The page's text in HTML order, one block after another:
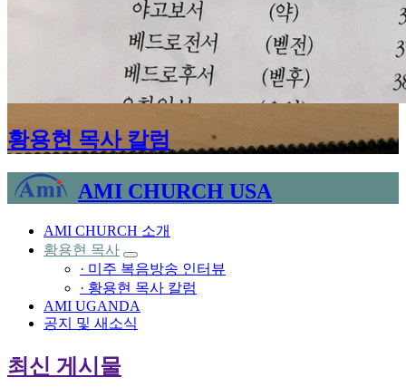
황용현 목사 칼럼
AMI CHURCH USA
AMI CHURCH 소개
황용현 목사
· 미주 복음방송 인터뷰
· 황용현 목사 칼럼
AMI UGANDA
공지 및 새소식
최신 게시물